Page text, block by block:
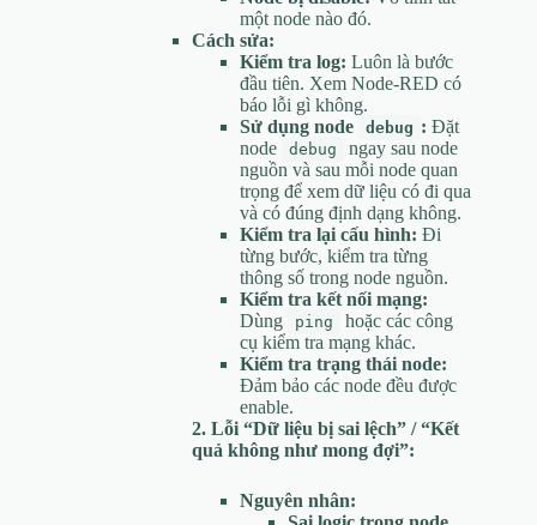
một node nào đó.
Cách sửa:
Kiểm tra log: Luôn là bước
đầu tiên. Xem Node-RED có
báo lỗi gì không.
Sử dụng node
debug : Đặt
node
debug
ngay sau node
nguồn và sau mỗi node quan
trọng để xem dữ liệu có đi qua
và có đúng định dạng không.
Kiểm tra lại cấu hình: Đi
từng bước, kiểm tra từng
thông số trong node nguồn.
Kiểm tra kết nối mạng:
Dùng
ping
hoặc các công
cụ kiểm tra mạng khác.
Kiểm tra trạng thái node:
Đảm bảo các node đều được
enable.
2. Lỗi “Dữ liệu bị sai lệch” / “Kết
quả không như mong đợi”:
Nguyên nhân: